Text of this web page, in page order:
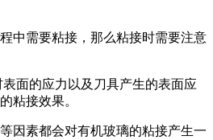
中需要粘接，那么粘接时需要注意
面的应力以及刀具产生的表面应
粘接效果。
因素都会对有机玻璃的粘接产生一